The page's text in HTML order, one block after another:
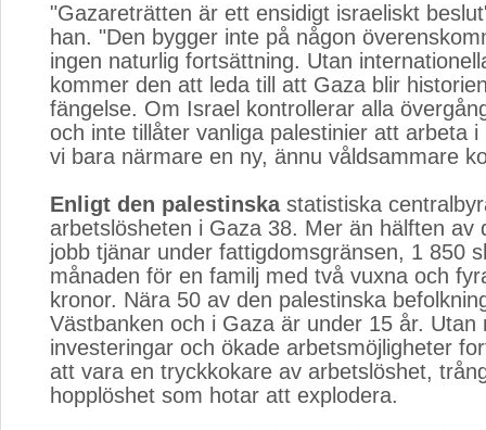
"Gazareträtten är ett ensidigt israeliskt
han. "Den bygger inte på någon
ingen naturlig fortsättning. Utan
kommer den att leda till att Gaza blir
fängelse. Om Israel kontrollerar alla
och inte tillåter vanliga palestinier att arbeta
vi bara närmare en ny, ännu våldsammare
Enligt den palestinskastatistiska
arbetslösheten i Gaza 38. Mer än hälften av
jobb tjänar under fattigdomsgränsen, 1 850
månaden för en familj med två vuxna och
kronor. Nära 50 av den palestinska
Västbanken och i Gaza är under 15 år. Utan
investeringar och ökade arbetsmöjligheter
att vara en tryckkokare av arbetslöshet,
hopplöshet som hotar att explodera.